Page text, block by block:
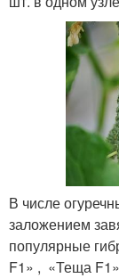
В числе
заложением
популярные
F1» , «Теща